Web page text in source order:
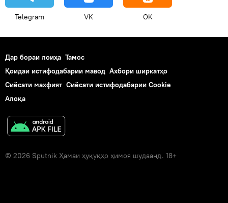
Telegram VK OK
Дар бораи лоиҳа Тамос
Қоидаи истифодабарии мавод Ахбори ширкатҳо
Сиёсати махфият Сиёсати истифодабарии Cookie
Алоқа
© 2026 Sputnik Ҳамаи ҳуқуқҳо ҳимоя шудаанд. 18+